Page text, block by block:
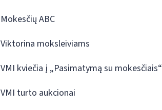
Mokesčių ABC
Viktorina moksleiviams
VMI kviečia į „Pasimatymą su mokesčiais“
VMI turto aukcionai